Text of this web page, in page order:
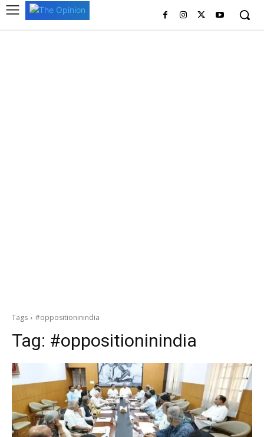
Tags #oppositioninindia
Tag: #oppositioninindia